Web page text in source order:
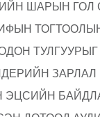
ШАРЫН ГОЛ
ЗАРЛАЛ
ЭЦСИЙН